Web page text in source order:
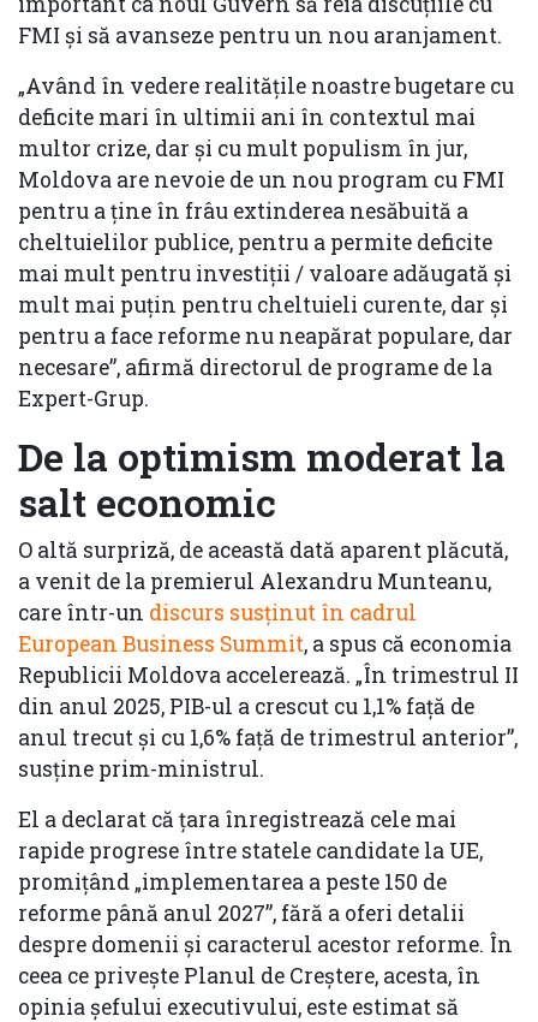
FMI și să avanseze pentru un nou aranjament.
„Având în vedere realitățile noastre bugetare cu
deficite mari în ultimii ani în contextul mai
multor crize, dar și cu mult populism în jur,
Moldova are nevoie de un nou program cu FMI
pentru a ține în frâu extinderea nesăbuită a
cheltuielilor publice, pentru a permite deficite
mai mult pentru investiții / valoare adăugată și
mult mai puțin pentru cheltuieli curente, dar și
pentru a face reforme nu neapărat populare, dar
necesare”, afirmă directorul de programe de la
Expert-Grup.
De la optimism moderat la
salt economic
O altă surpriză, de această dată aparent plăcută,
a venit de la premierul Alexandru Munteanu,
care într-un discurs susţinut în cadrul
European Business Summit, a spus că economia
Republicii Moldova accelerează. „În trimestrul II
din anul 2025, PIB-ul a crescut cu 1,1% față de
anul trecut și cu 1,6% față de trimestrul anterior”,
susţine prim-ministrul.
El a declarat că ţara înregistrează cele mai
rapide progrese între statele candidate la UE,
promiţând „implementarea a peste 150 de
reforme până anul 2027”, fără a oferi detalii
despre domenii şi caracterul acestor reforme. În
ceea ce privește Planul de Creștere, acesta, în
opinia şefului executivului, este estimat să